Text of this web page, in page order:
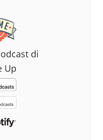
di
Up